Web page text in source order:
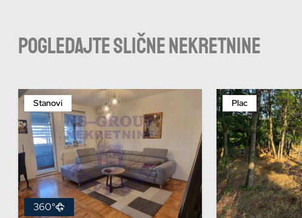
Pogledajte slične nekretnine
Stanovi
360°
Plac